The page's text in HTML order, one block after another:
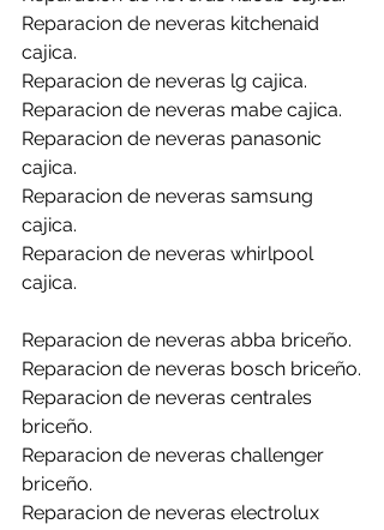
Reparacion de neveras kitchenaid
cajica.
Reparacion de neveras lg cajica.
Reparacion de neveras mabe cajica.
Reparacion de neveras panasonic
cajica.
Reparacion de neveras samsung
cajica.
Reparacion de neveras whirlpool
cajica.
Reparacion de neveras abba briceño.
Reparacion de neveras bosch briceño.
Reparacion de neveras centrales
briceño.
Reparacion de neveras challenger
briceño.
Reparacion de neveras electrolux